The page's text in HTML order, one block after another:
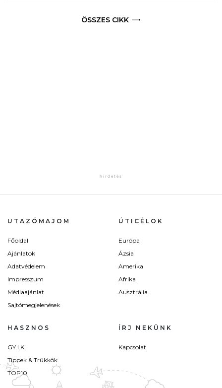
ÖSSZES CIKK
UTAZÓMAJOM
Főoldal
Ajánlatok
Adatvédelem
Impresszum
Médiaajánlat
Sajtómegjelenések
ÚTICÉLOK
Európa
Ázsia
Amerika
Afrika
Ausztrália
HASZNOS
GY.I.K.
Tippek & Trükkök
TOP10
ÍRJ NEKÜNK
Kapcsolat